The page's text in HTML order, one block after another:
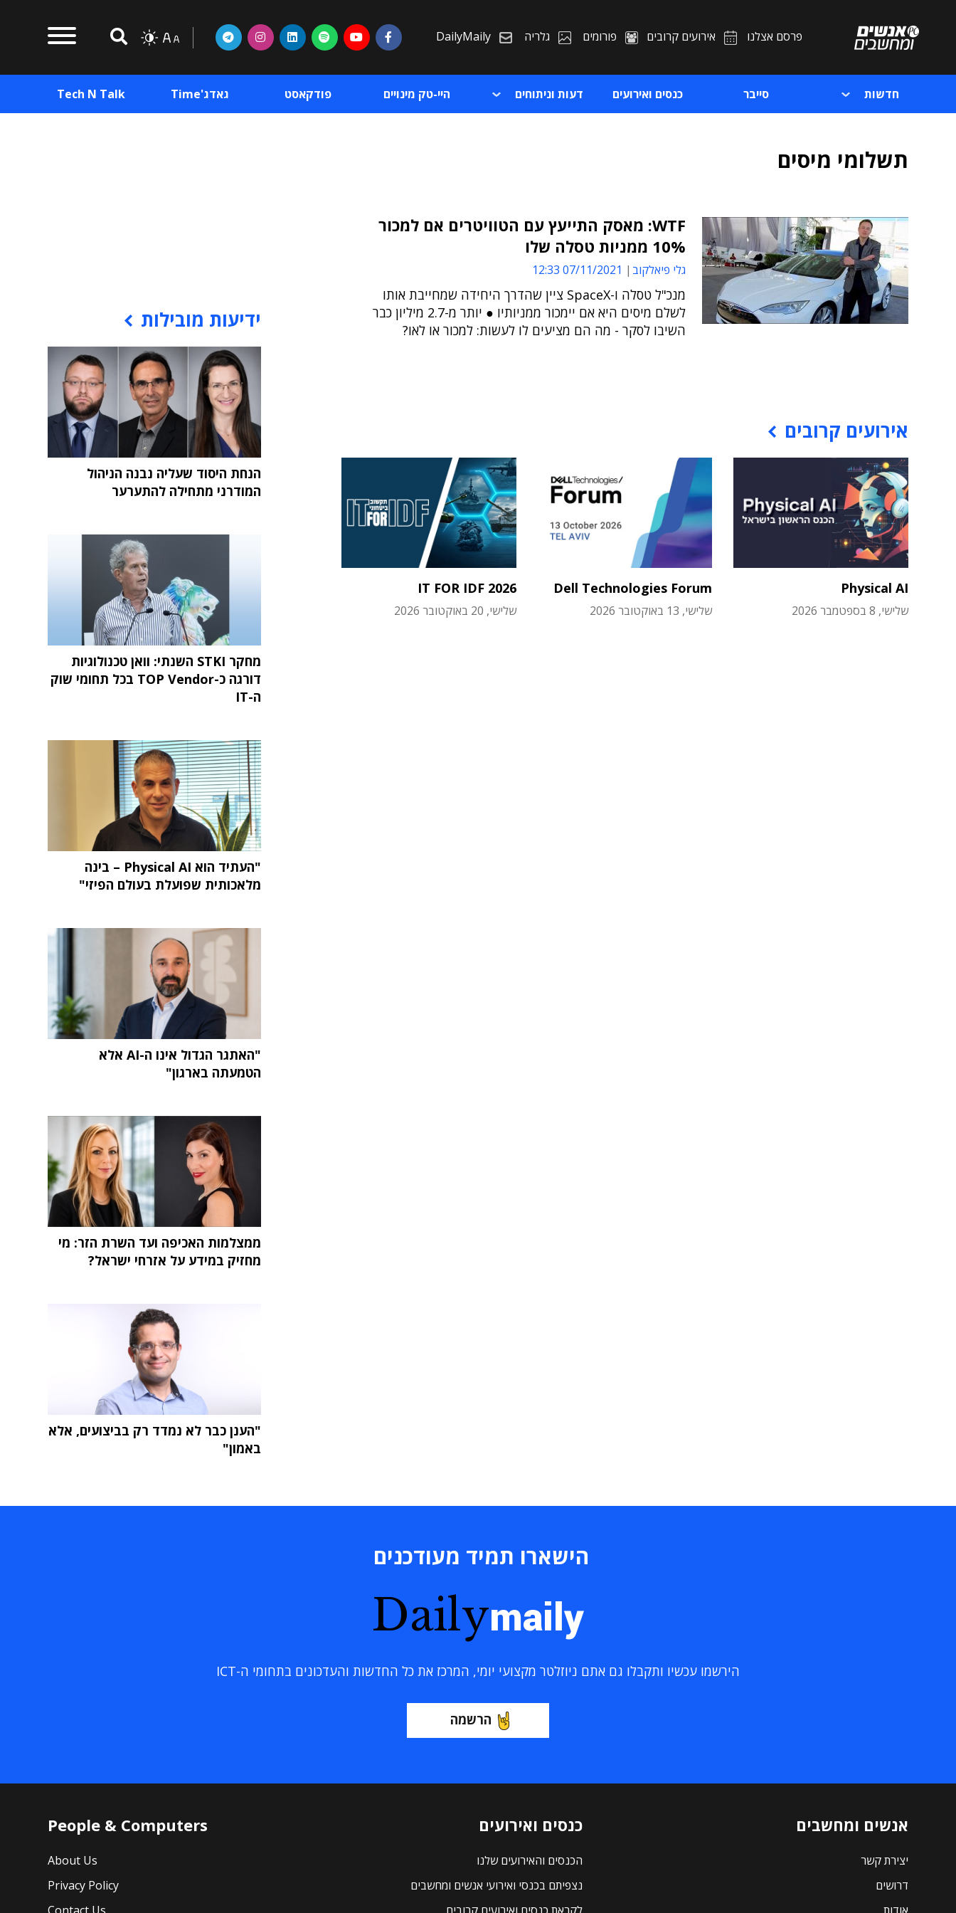
פרסם אצלנו אירועים קרובים פורומים גלריה DailyMaily
חדשות סייבר כנסים ואירועים דעות וניתוחים היי-טק מינויים פודקאסט גאדג'Time Tech N Talk
תשלומי מיסים
WTF: מאסק התייעץ עם הטוויטרים אם למכור
10% ממניות טסלה שלו
גלי פיאלקוב 07/11/2021 12:33
מנכ"ל טסלה ו-SpaceX ציין שהדרך היחידה שמחייבת אותו
לשלם מיסים היא אם יימכור ממניותיו ● יותר מ-2.7 מיליון כבר
השיבו לסקר - מה הם מציעים לו לעשות: למכור או לאו?
אירועים קרובים
Physical AI
שלישי, 8 בספטמבר 2026
Dell Technologies Forum
שלישי, 13 באוקטובר 2026
IT FOR IDF 2026
שלישי, 20 באוקטובר 2026
ידיעות מובילות
הנחת היסוד שעליה נבנה הניהול
המודרני מתחילה להתערער
מחקר STKI השנתי: וואן טכנולוגיות
דורגה כ-TOP Vendor בכל תחומי שוק
ה-IT
"העתיד הוא Physical AI – בינה
מלאכותית שפועלת בעולם הפיזי"
"האתגר הגדול אינו ה-AI אלא
הטמעתה בארגון"
ממצלמות האכיפה ועד השרת הזר: מי
מחזיק במידע על אזרחי ישראל?
"הענן כבר לא נמדד רק בביצועים, אלא
באמון"
הישארו תמיד מעודכנים
Dailymaily
הירשמו עכשיו ותקבלו גם אתם ניוזלטר מקצועי יומי, המרכז את כל החדשות והעדכונים בתחומי ה-ICT
הרשמה
אנשים ומחשבים
יצירת קשר
דרושים
כנסים ואירועים
הכנסים והאירועים שלנו
נצפיתם בכנסי ואירועי אנשים ומחשבים
People & Computers
About Us
Privacy Policy